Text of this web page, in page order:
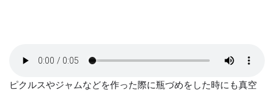
ピクルスやジャムなどを作った際に瓶づめをした時にも真空